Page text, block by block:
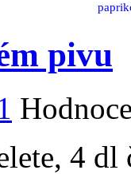
pivu
4 dl